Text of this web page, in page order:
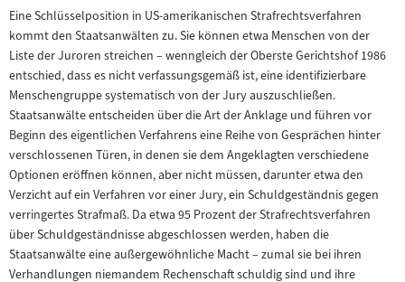
Eine Schlüsselposition in US-amerikanischen Strafrechtsverfahren
kommt den Staatsanwälten zu. Sie können etwa Menschen von der
Liste der Juroren streichen – wenngleich der Oberste Gerichtshof 1986
entschied, dass es nicht verfassungsgemäß ist, eine identifizierbare
Menschengruppe systematisch von der Jury auszuschließen.
Staatsanwälte entscheiden über die Art der Anklage und führen vor
Beginn des eigentlichen Verfahrens eine Reihe von Gesprächen hinter
verschlossenen Türen, in denen sie dem Angeklagten verschiedene
Optionen eröffnen können, aber nicht müssen, darunter etwa den
Verzicht auf ein Verfahren vor einer Jury, ein Schuldgeständnis gegen
verringertes Strafmaß. Da etwa 95 Prozent der Strafrechtsverfahren
über Schuldgeständnisse abgeschlossen werden, haben die
Staatsanwälte eine außergewöhnliche Macht – zumal sie bei ihren
Verhandlungen niemandem Rechenschaft schuldig sind und ihre